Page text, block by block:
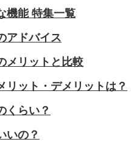
機能 特集一覧
アドバイス
メリットと比較
リット・デメリットは？
くらい？
いの？